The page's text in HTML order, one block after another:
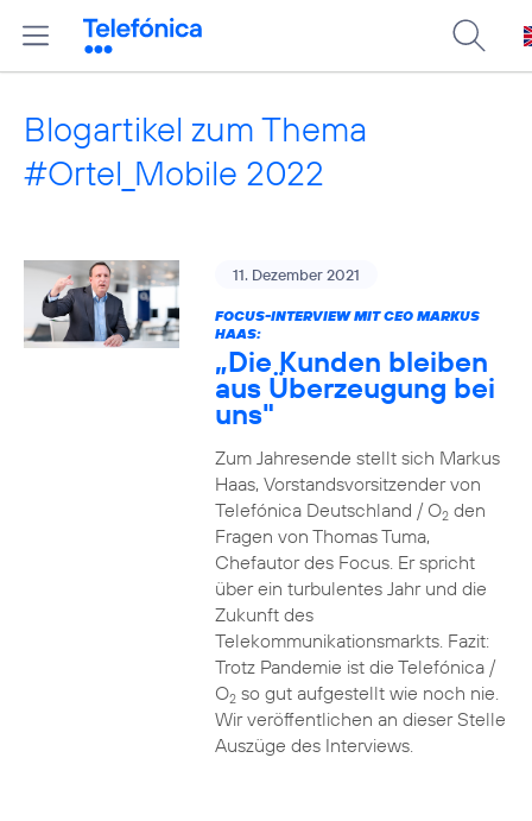
Blogartikel zum Thema
#Ortel_Mobile 2022
11. Dezember 2021
FOCUS-INTERVIEW MIT CEO MARKUS
HAAS:
„Die Kunden bleiben
aus Überzeugung bei
uns"
Zum Jahresende stellt sich Markus
Haas, Vorstandsvorsitzender von
Telefónica Deutschland / O2den
Fragen von Thomas Tuma,
Chefautor des Focus. Er spricht
über ein turbulentes Jahr und die
Zukunft des
Telekommunikationsmarkts. Fazit:
Trotz Pandemie ist die Telefónica /
O2so gut aufgestellt wie noch nie.
Wir veröffentlichen an dieser Stelle
Auszüge des Interviews.